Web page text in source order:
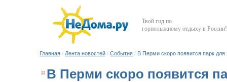
Твой гид по
горнолыжному отдыху в России!
Главная / Лента новостей / События / В Перми скоро появится парк для
В Перми скоро появится